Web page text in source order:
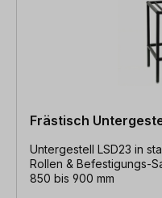
Frästisch
Untergestell LSD23 in
Rollen & Befestigungs-
850 bis 900 mm